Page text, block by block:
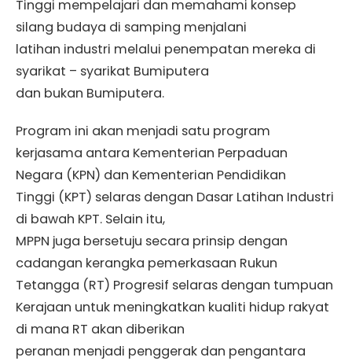
Tinggi mempelajari dan memahami konsep
silang budaya di samping menjalani
latihan industri melalui penempatan mereka di
syarikat – syarikat Bumiputera
dan bukan Bumiputera.
Program ini akan menjadi satu program
kerjasama antara Kementerian Perpaduan
Negara (KPN) dan Kementerian Pendidikan
Tinggi (KPT) selaras dengan Dasar Latihan Industri
di bawah KPT. Selain itu,
MPPN juga bersetuju secara prinsip dengan
cadangan kerangka pemerkasaan Rukun
Tetangga (RT) Progresif selaras dengan tumpuan
Kerajaan untuk meningkatkan kualiti hidup rakyat
di mana RT akan diberikan
peranan menjadi penggerak dan pengantara